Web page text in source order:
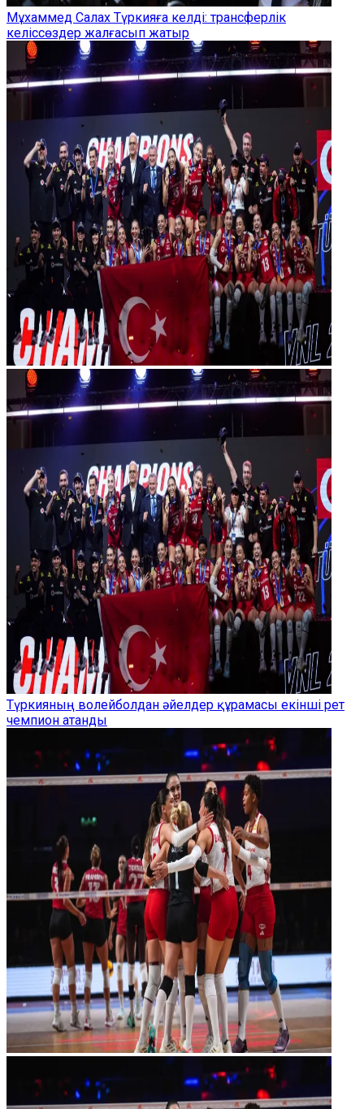
Мұхаммед Салах Түркияға келді: трансферлік
келіссөздер жалғасып жатыр
Түркияның волейболдан әйелдер құрамасы екінші рет
чемпион атанды